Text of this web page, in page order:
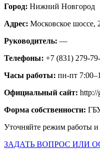
Город: Нижний Новгород
Адрес: Московское шоссе,
Руководитель: —
Телефоны: +7 (831) 279-
Часы работы: пн-пт
Официальный сайт: http://
Форма собственности:
Уточняйте режим работы и
ЗАДАТЬ ВОПРОС ИЛИ